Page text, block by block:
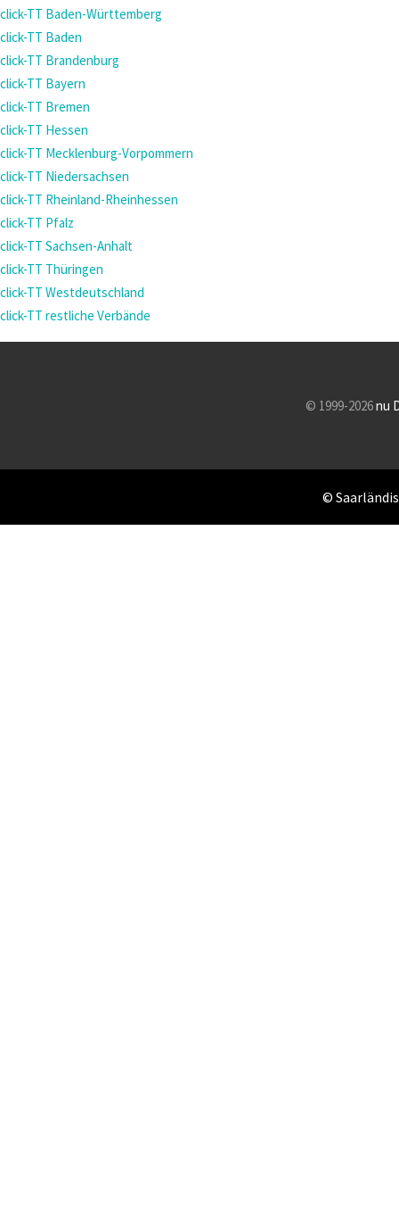
click-TT Baden-Württemberg
click-TT Baden
click-TT Brandenburg
click-TT Bayern
click-TT Bremen
click-TT Hessen
click-TT Mecklenburg-Vorpommern
click-TT Niedersachsen
click-TT Rheinland-Rheinhessen
click-TT Pfalz
click-TT Sachsen-Anhalt
click-TT Thüringen
click-TT Westdeutschland
click-TT restliche Verbände
© 1999-2026nu